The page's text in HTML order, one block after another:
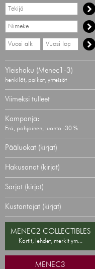
Hae
tekijää
Hae
nimekettä
Hae
vähimmäisvuosi
Hae
enimmäisvuosi
Yleishaku (Menec1-3)
henkilöt, paikat, yhteisöt
Viimeksi tulleet
Kampanja:
Erä, pohjoinen, luonto -30 %
Pääluokat (kirjat)
Hakusanat (kirjat)
Sarjat (kirjat)
Kustantajat (kirjat)
MENEC2 COLLECTIBLES
Kortit, lehdet, merkit ym...
MENEC3